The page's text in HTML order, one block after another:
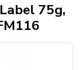
75g,